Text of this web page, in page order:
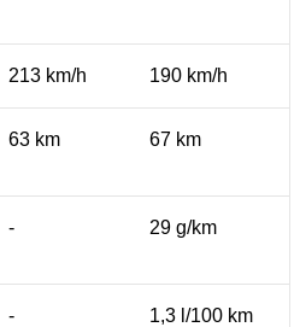
213 km/h 190 km/h
63 km 67 km
- 29 g/km
- 1,3 l/100 km